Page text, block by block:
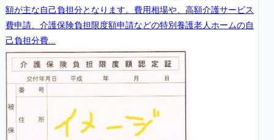
額が主な自己負担分となります。費用相場や、高額介護サービス
費申請、介護保険負担限度額申請などの特別養護老人ホームの自
己負担分費...